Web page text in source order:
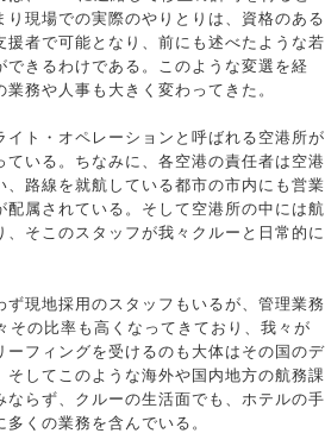
り現場での実際のやりとりは、資格のある
援者で可能となり、前にも述べたような若
できるわけである。このような変選を経
務や人事も大きく変わってきた。
イト・オペレーションと呼ばれる空港所が
ている。ちなみに、各空港の責任者は空港
、路線を就航している都市の市内にも営業
配属されている。そして空港所の中には航
そこのスタッフが我々クルーと日常的に
ず現地採用のスタッフもいるが、管理業務
その比率も高くなってきており、我々が
ーフィングを受けるのも大体はその国のデ
そしてこのような海外や国内地方の航務課
ならず、クルーの生活面でも、ホテルの手
くの業務を含んでいる。